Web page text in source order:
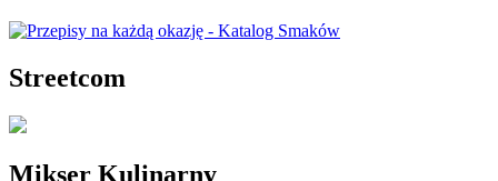
Streetcom
Mikser Kulinarny